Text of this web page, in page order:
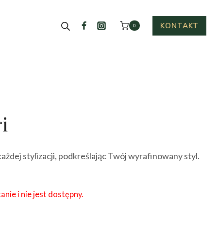
0 KONTAKT
stylizacji, podkreślając Twój wyrafinowany styl.
i nie jest dostępny.